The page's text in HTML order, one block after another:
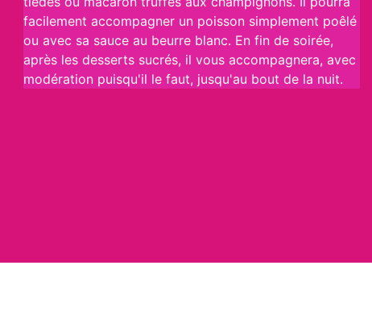
facilement accompagner un poisson simplement poêlé
ou avec sa sauce au beurre blanc. En fin de soirée,
après les desserts sucrés, il vous accompagnera, avec
modération puisqu'il le faut, jusqu'au bout de la nuit.